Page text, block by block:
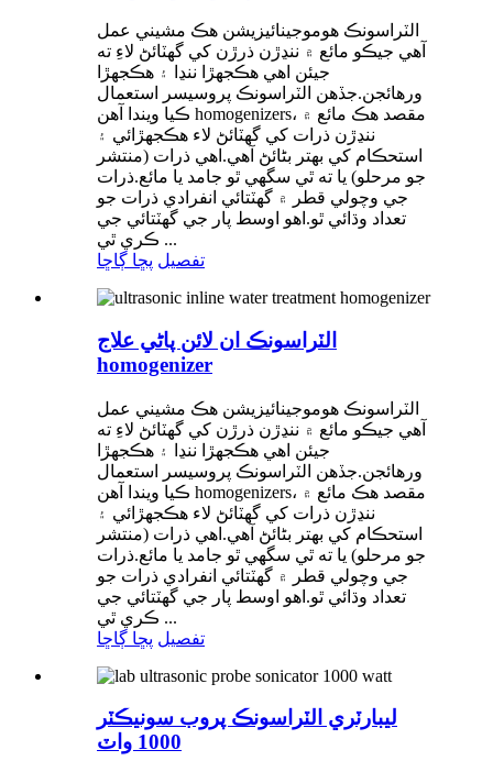
الٽراسونڪ هوموجينائيزيشن هڪ مشيني عمل
آهي جيڪو مائع ۾ ننڍڙن ذرڙن کي گھٽائڻ لاءِ ته
جيئن اهي هڪجهڙا ننڍا ۽ هڪجهڙا
ورهائجن.جڏهن الٽراسونڪ پروسيسر استعمال
ڪيا ويندا آهن homogenizers، مقصد هڪ مائع ۾
ننڍڙن ذرات کي گھٽائڻ لاء هڪجهڙائي ۽
استحڪام کي بهتر بڻائڻ آهي.اهي ذرات (منتشر
جو مرحلو) يا ته ٿي سگهي ٿو جامد يا مائع.ذرات
جي وچولي قطر ۾ گھٽتائي انفرادي ذرات جو
تعداد وڌائي ٿو.اهو اوسط پار جي گهٽتائي جي
ڪري ٿي ...
تفصيل پڇا ڳاڇا
الٽراسونڪ ان لائن پاڻي علاج
homogenizer
الٽراسونڪ هوموجينائيزيشن هڪ مشيني عمل
آهي جيڪو مائع ۾ ننڍڙن ذرڙن کي گھٽائڻ لاءِ ته
جيئن اهي هڪجهڙا ننڍا ۽ هڪجهڙا
ورهائجن.جڏهن الٽراسونڪ پروسيسر استعمال
ڪيا ويندا آهن homogenizers، مقصد هڪ مائع ۾
ننڍڙن ذرات کي گھٽائڻ لاء هڪجهڙائي ۽
استحڪام کي بهتر بڻائڻ آهي.اهي ذرات (منتشر
جو مرحلو) يا ته ٿي سگهي ٿو جامد يا مائع.ذرات
جي وچولي قطر ۾ گھٽتائي انفرادي ذرات جو
تعداد وڌائي ٿو.اهو اوسط پار جي گهٽتائي جي
ڪري ٿي ...
تفصيل پڇا ڳاڇا
ليبارٽري الٽراسونڪ پروب سونيڪٽر
1000 واٽ